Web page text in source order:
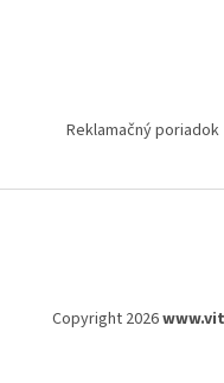
Reklamačný poriadok
Copyright 2026